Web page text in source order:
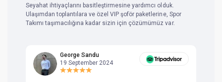
Seyahat ihtiyaçlarını basitleştirmesine yardımcı olduk.
Ulaşımdan toplantılara ve özel VIP şoför paketlerine, Spor
Takımı taşımacılığına kadar sizin için çözümümüz var.
George Sandu
19 September 2024